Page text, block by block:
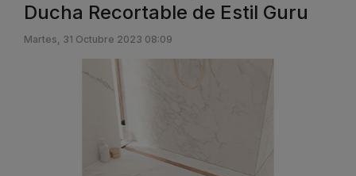
Ducha Recortable de Estil Guru
Martes, 31 Octubre 2023 08:09